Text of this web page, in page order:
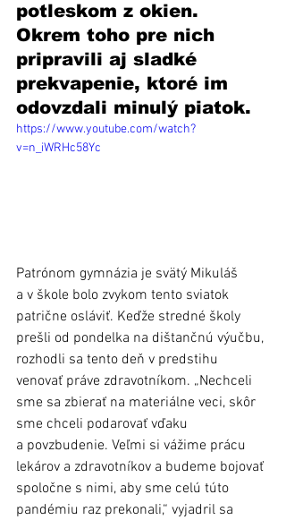
potleskom z okien.
Okrem toho pre nich
pripravili aj sladké
prekvapenie, ktoré im
odovzdali minulý piatok.
https://www.youtube.com/watch?
v=n_iWRHc58Yc
Patrónom gymnázia je svätý Mikuláš
a v škole bolo zvykom tento sviatok
patrične osláviť. Keďže stredné školy
prešli od pondelka na dištančnú výučbu,
rozhodli sa tento deň v predstihu
venovať práve zdravotníkom. „Nechceli
sme sa zbierať na materiálne veci, skôr
sme chceli podarovať vďaku
a povzbudenie. Veľmi si vážime prácu
lekárov a zdravotníkov a budeme bojovať
spoločne s nimi, aby sme celú túto
pandémiu raz prekonali,“ vyjadril sa